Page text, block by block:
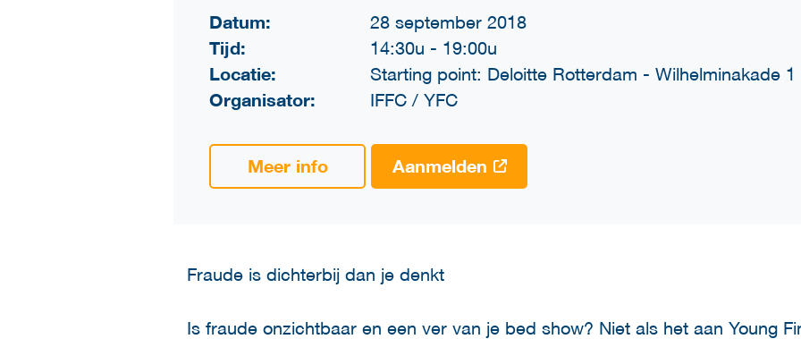
Datum: 28 september 2018
Tijd: 14:30u - 19:00u
Locatie: Starting point: Deloitte Rotterdam - Wilhelminakade
Organisator: IFFC / YFC
Meer info Aanmelden
Fraude is dichterbij dan je denkt
Is fraude onzichtbaar en een ver van je bed show? Niet als het aan Young